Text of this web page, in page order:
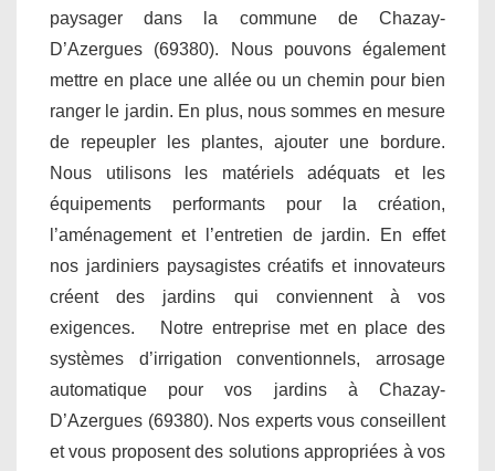
paysager dans la commune de Chazay-
D’Azergues (69380). Nous pouvons également
mettre en place une allée ou un chemin pour bien
ranger le jardin. En plus, nous sommes en mesure
de repeupler les plantes, ajouter une bordure.
Nous utilisons les matériels adéquats et les
équipements performants pour la création,
l’aménagement et l’entretien de jardin. En effet
nos jardiniers paysagistes créatifs et innovateurs
créent des jardins qui conviennent à vos
exigences. Notre entreprise met en place des
systèmes d’irrigation conventionnels, arrosage
automatique pour vos jardins à Chazay-
D’Azergues (69380). Nos experts vous conseillent
et vous proposent des solutions appropriées à vos